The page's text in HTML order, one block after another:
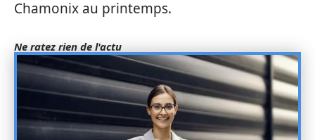
Chamonix au printemps.
Ne ratez rien de l'actu